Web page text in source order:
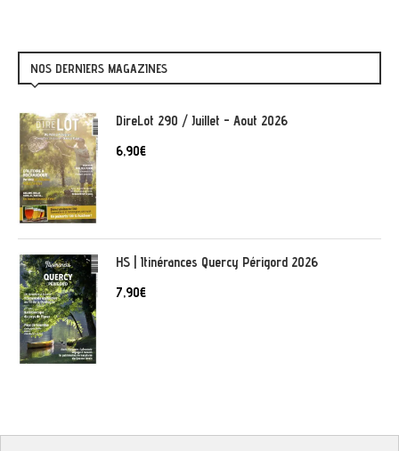
NOS DERNIERS MAGAZINES
DireLot 290 / Juillet - Aout 2026
6,90€
HS | Itinérances Quercy Périgord 2026
7,90€